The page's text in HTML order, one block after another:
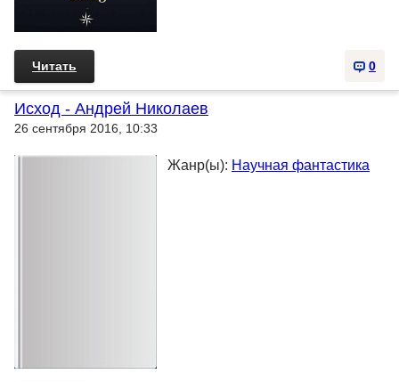
0
Читать
Исход - Андрей Николаев
26 сентября 2016, 10:33
Жанр(ы): Научная фантастика